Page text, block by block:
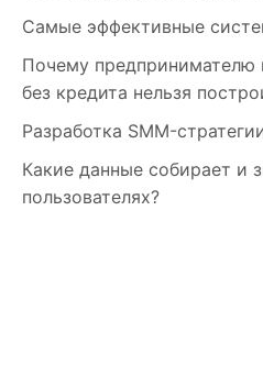
Самые эффективные
Почему предпринимателю
без кредита нельзя
Разработка SMM-
Какие данные собирает и
пользователях?